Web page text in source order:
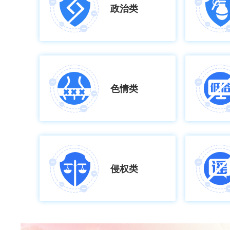
政治类
色情类
侵权类